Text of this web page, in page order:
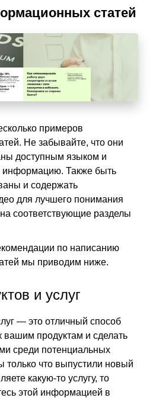
статей
примеров
Не забывайте, что они
доступным языком и
информацию. Также быть
и содержать
для лучшего понимания
соответствующие разделы
по написанию
мы приводим ниже.
и услуг
— это отличный способ
вашим продуктам и сделать
среди потенциальных
только что выпустили новый
какую-то услугу, то
этой информацией в